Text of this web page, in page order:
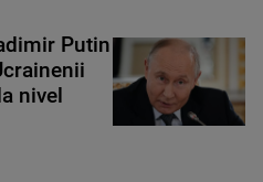
Putin
nivel